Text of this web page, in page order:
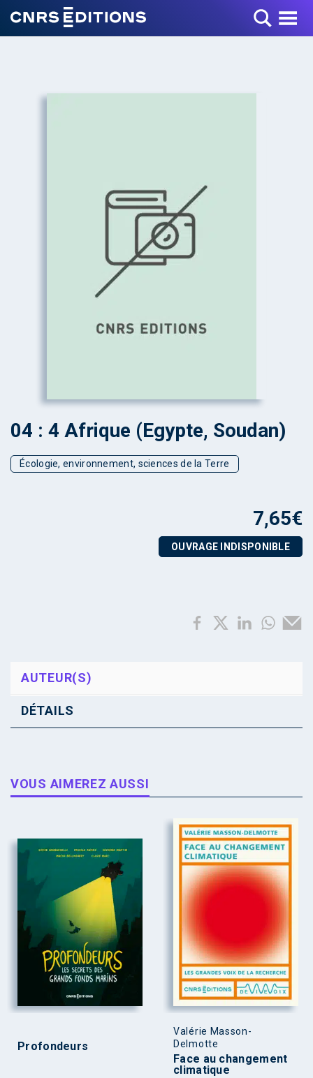
Toggle Menu
04 : 4 Afrique (Egypte, Soudan)
Écologie, environnement, sciences de la Terre
7,65€
OUVRAGE INDISPONIBLE
AUTEUR(S)
DÉTAILS
VOUS AIMEREZ AUSSI
Profondeurs
Valérie Masson-
Delmotte
Face au changement
climatique